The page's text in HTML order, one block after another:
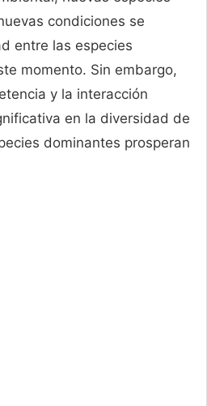
condiciones se
entre las especies
momento. Sin embargo,
y la interacción
en la diversidad de
dominantes prosperan